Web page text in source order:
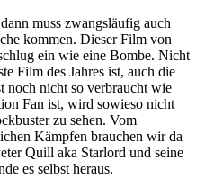
muss zwangsläufig auch
kommen. Dieser Film von
ein wie eine Bombe. Nicht
Film des Jahres ist, auch die
noch nicht so verbraucht wie
Fan ist, wird sowieso nicht
zu sehen. Vom
Kämpfen brauchen wir da
Quill aka Starlord und seine
es selbst heraus.